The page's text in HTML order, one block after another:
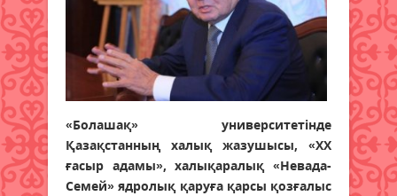
«Болашақ» университетінде
Қазақстанның халық жазушысы, «ХХ
ғасыр адамы», халықаралық «Невада-
Семей» ядролық қаруға қарсы қозғалыс